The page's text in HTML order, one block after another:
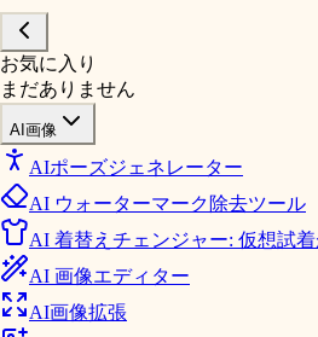
お気に入り
まだありません
AI画像
AIポーズジェネレーター
AI ウォーターマーク除去ツール
AI 着替えチェンジャー: 仮想試
AI 画像エディター
AI画像拡張